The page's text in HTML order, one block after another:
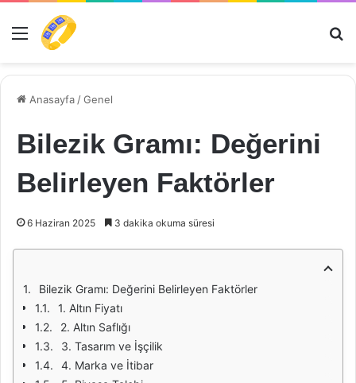
Menü
Anasayfa /Genel
Bilezik Gramı: Değerini
Belirleyen Faktörler
6 Haziran 2025 3 dakika okuma süresi
Bilezik Gramı: Değerini Belirleyen Faktörler
1. Altın Fiyatı
2. Altın Saflığı
3. Tasarım ve İşçilik
4. Marka ve İtibar